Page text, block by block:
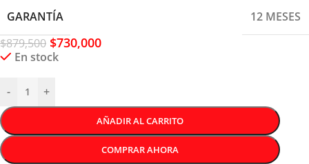
GARANTÍA
12 MESES
$879,500 $730,000
En stock
- +
AÑADIR AL CARRITO
COMPRAR AHORA